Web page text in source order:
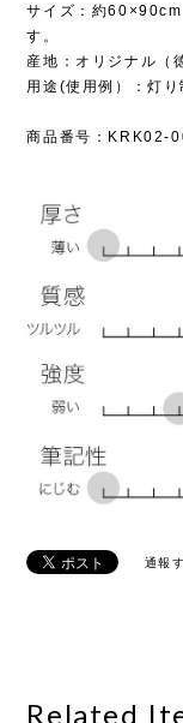
サイズ：約
す。
産地：オリジナル（
用途(使用例）：灯
商品番号：KRK02-
通報
Related